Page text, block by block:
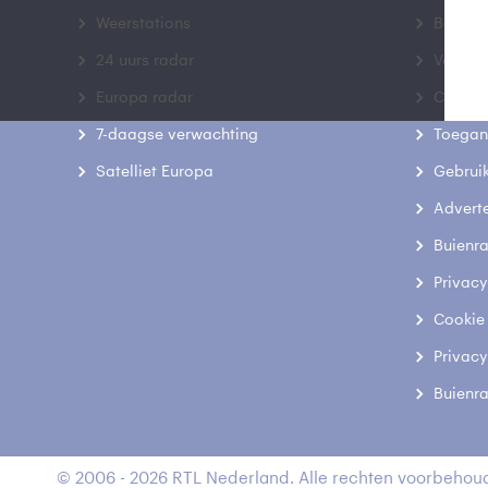
Weerstations
24 uurs radar
Europa radar
7-daagse verwachting
Satelliet Europa
Contact
© 2006 - 2026 RTL Nederland. Alle rechten